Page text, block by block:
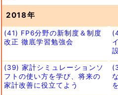
2018年
(41) FP6分野の新制度＆制度
改正 徹底学習勉強会
(39) 家計シミュレーションソ
フトの使い方を学び、将来の
家計改善に役立てよう